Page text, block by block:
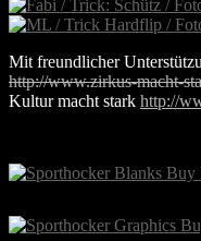
Mit freundlicher
http://www.zirkus-macht-
Kultur macht stark http://